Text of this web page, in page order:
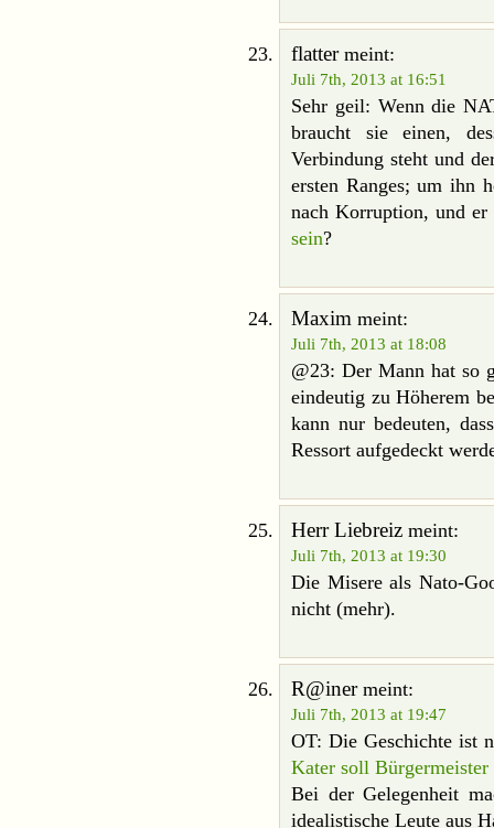
flattermeint:
Juli 7th, 2013 at 16:51
Sehr geil: Wenn die
braucht sie einen,
Verbindung steht und
ersten Ranges; um ihn
nach Korruption, und
sein?
Maxim meint:
Juli 7th, 2013 at 18:08
@23: Der Mann hat so
eindeutig zu Höherem
kann nur bedeuten,
Ressort aufgedeckt
Herr Liebreiz meint:
Juli 7th, 2013 at 19:30
Die Misere als Nato-
nicht (mehr).
R@inermeint:
Juli 7th, 2013 at 19:47
OT: Die Geschichte ist
Kater soll Bürgermeister
Bei der Gelegenheit
idealistische Leute aus